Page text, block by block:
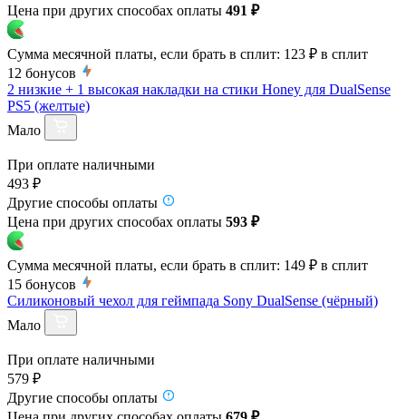
Цена при других способах оплаты 491 ₽
Сумма месячной платы, если брать в сплит: 123 ₽ в сплит
12 бонусов
2 низкие + 1 высокая накладки на стики Honey для DualSense
PS5 (желтые)
Мало
При оплате наличными
493 ₽
Другие способы оплаты
Цена при других способах оплаты 593 ₽
Сумма месячной платы, если брать в сплит: 149 ₽ в сплит
15 бонусов
Силиконовый чехол для геймпада Sony DualSense (чёрный)
Мало
При оплате наличными
579 ₽
Другие способы оплаты